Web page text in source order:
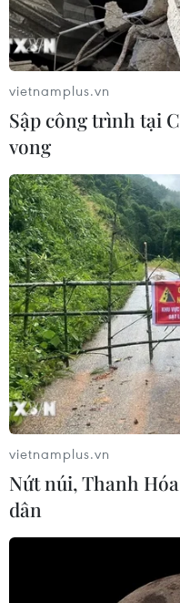
vietnamplus.vn
Sập công trình tại
vong
vietnamplus.vn
Nứt núi, Thanh
dân